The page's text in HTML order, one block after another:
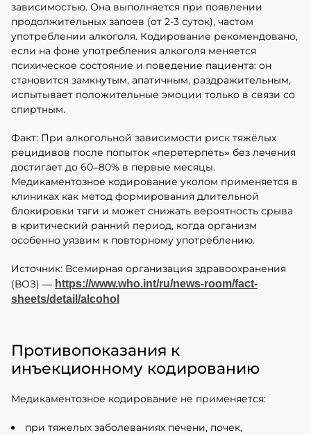
зависимостью. Она выполняется при появлении
продолжительных запоев (от 2-3 суток), частом
употреблении алкоголя. Кодирование рекомендовано,
если на фоне употребления алкоголя меняется
психическое состояние и поведение пациента: он
становится замкнутым, апатичным, раздражительным,
испытывает положительные эмоции только в связи со
спиртным.
Факт: При алкогольной зависимости риск тяжёлых
рецидивов после попыток «перетерпеть» без лечения
достигает до 60–80% в первые месяцы.
Медикаментозное кодирование уколом применяется в
клиниках как метод формирования длительной
блокировки тяги и может снижать вероятность срыва
в критический ранний период, когда организм
особенно уязвим к повторному употреблению.
Источник: Всемирная организация здравоохранения
(ВОЗ) — https://www.who.int/ru/news-room/fact-
sheets/detail/alcohol
Противопоказания к
инъекционному кодированию
Медикаментозное кодирование не применяется:
при тяжелых заболеваниях печени, почек,